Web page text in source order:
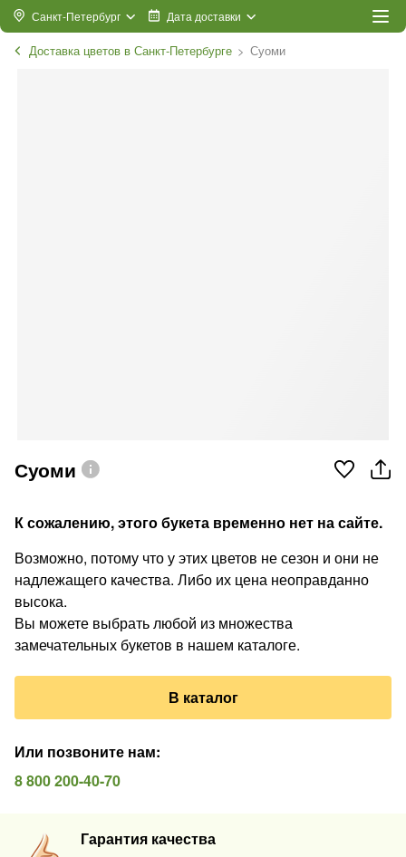
Санкт-Петербург Дата доставки
Доставка цветов в Санкт-Петербурге Суоми
Суоми
К сожалению, этого букета временно нет на сайте.
Возможно, потому что у этих цветов не сезон и они не
надлежащего качества. Либо их цена неоправданно
высока.
Вы можете выбрать любой из множества
замечательных букетов в нашем каталоге.
В каталог
Или позвоните нам:
8 800 200-40-70
Гарантия качества